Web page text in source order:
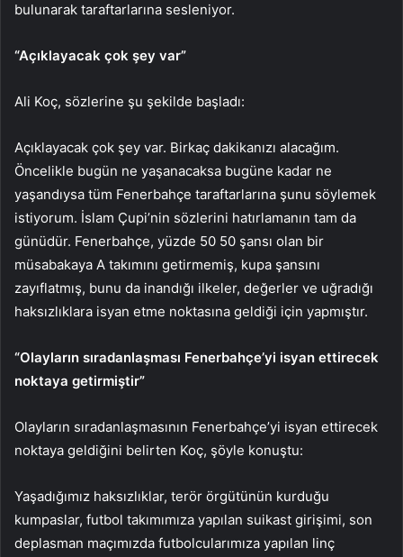
bulunarak taraftarlarına sesleniyor.
“Açıklayacak çok şey var”
Ali Koç, sözlerine şu şekilde başladı:
Açıklayacak çok şey var. Birkaç dakikanızı alacağım.
Öncelikle bugün ne yaşanacaksa bugüne kadar ne
yaşandıysa tüm Fenerbahçe taraftarlarına şunu söylemek
istiyorum. İslam Çupi’nin sözlerini hatırlamanın tam da
günüdür. Fenerbahçe, yüzde 50 50 şansı olan bir
müsabakaya A takımını getirmemiş, kupa şansını
zayıflatmış, bunu da inandığı ilkeler, değerler ve uğradığı
haksızlıklara isyan etme noktasına geldiği için yapmıştır.
“Olayların sıradanlaşması Fenerbahçe’yi isyan ettirecek
noktaya getirmiştir”
Olayların sıradanlaşmasının Fenerbahçe’yi isyan ettirecek
noktaya geldiğini belirten Koç, şöyle konuştu:
Yaşadığımız haksızlıklar, terör örgütünün kurduğu
kumpaslar, futbol takımımıza yapılan suikast girişimi, son
deplasman maçımızda futbolcularımıza yapılan linç